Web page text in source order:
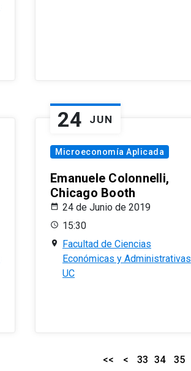
24 JUN
Microeconomía Aplicada
Emanuele Colonnelli,
Chicago Booth
24 de Junio de 2019
15:30
Facultad de Ciencias
Económicas y Administrativas
UC
<< < 33 34 35